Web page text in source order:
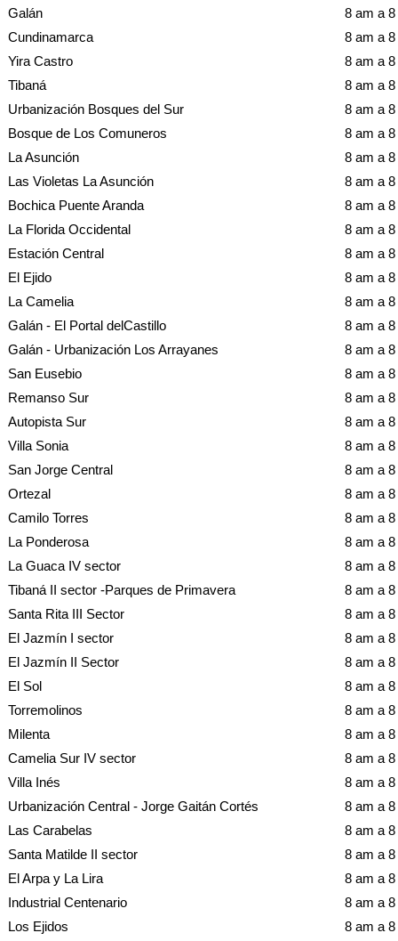
Galán
8 am a
Cundinamarca
8 am a
Yira Castro
8 am a
Tibaná
8 am a
Urbanización Bosques del Sur
8 am a
Bosque de Los Comuneros
8 am a
La Asunción
8 am a
Las Violetas La Asunción
8 am a
Bochica Puente Aranda
8 am a
La Florida Occidental
8 am a
Estación Central
8 am a
El Ejido
8 am a
La Camelia
8 am a
Galán - El Portal delCastillo
8 am a
Galán - Urbanización Los Arrayanes
8 am a
San Eusebio
8 am a
Remanso Sur
8 am a
Autopista Sur
8 am a
Villa Sonia
8 am a
San Jorge Central
8 am a
Ortezal
8 am a
Camilo Torres
8 am a
La Ponderosa
8 am a
La Guaca IV sector
8 am a
Tibaná II sector -Parques de Primavera
8 am a
Santa Rita III Sector
8 am a
El Jazmín I sector
8 am a
El Jazmín II Sector
8 am a
El Sol
8 am a
Torremolinos
8 am a
Milenta
8 am a
Camelia Sur IV sector
8 am a
Villa Inés
8 am a
Urbanización Central - Jorge Gaitán Cortés
8 am a
Las Carabelas
8 am a
Santa Matilde II sector
8 am a
El Arpa y La Lira
8 am a
Industrial Centenario
8 am a
Los Ejidos
8 am a